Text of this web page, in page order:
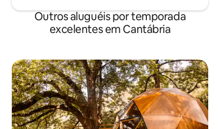
Outros aluguéis por temporada
excelentes em Cantábria